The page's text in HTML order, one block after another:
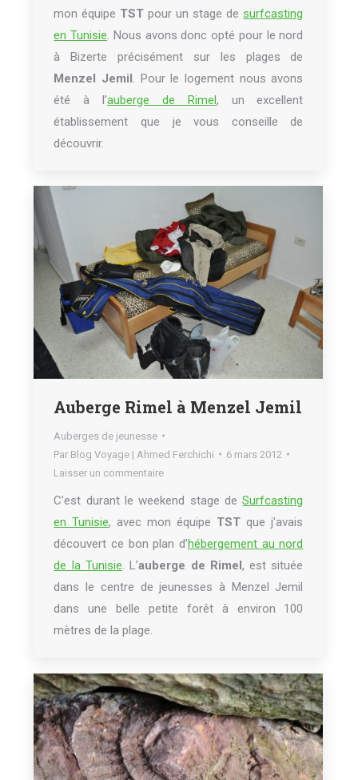
mon équipe TST pour un stage de surfcasting
en Tunisie . Nous avons donc opté pour le nord
à Bizerte précisément sur les plages de
Menzel Jemil . Pour le logement nous avons
été à l’auberge de Rimel, un excellent
établissement que je vous conseille de
découvrir.
Auberge Rimel à Menzel Jemil
Auberges de jeunesse
Par Blog Voyage | Ahmed Ferchichi
6 mars 2012
Laisser un commentaire
C’est durant le weekend stage deSurfcasting
en Tunisie, avec mon équipe TST que j’avais
découvert ce bon plan d’hébergement au nord
de la Tunisie . L’auberge de Rimel, est située
dans le centre de jeunesses à Menzel Jemil
dans une belle petite forêt à environ 100
mètres de la plage.